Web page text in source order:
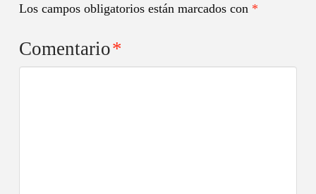
Los campos obligatorios están marcados con *
Comentario*